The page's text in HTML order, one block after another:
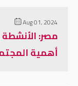
Aug 01, 2024
مصر:
أهمية